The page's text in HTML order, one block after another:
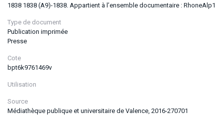
1838 1838 (A9)-1838. Appartient à l’ensemble documentaire : RhoneAlp1
Type de document
Publication imprimée
Presse
Cote
bpt6k9761469v
Utilisation
Source
Médiathèque publique et universitaire de Valence, 2016-270701